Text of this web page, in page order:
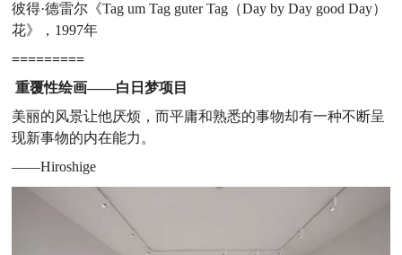
彼得·德雷尔《Tag um Tag guter Tag（Day by Day good Day）
花》，1997年
=========
重覆性绘画——白日梦项目
美丽的风景让他厌烦，而平庸和熟悉的事物却有一种不断呈
现新事物的内在能力。
——Hiroshige